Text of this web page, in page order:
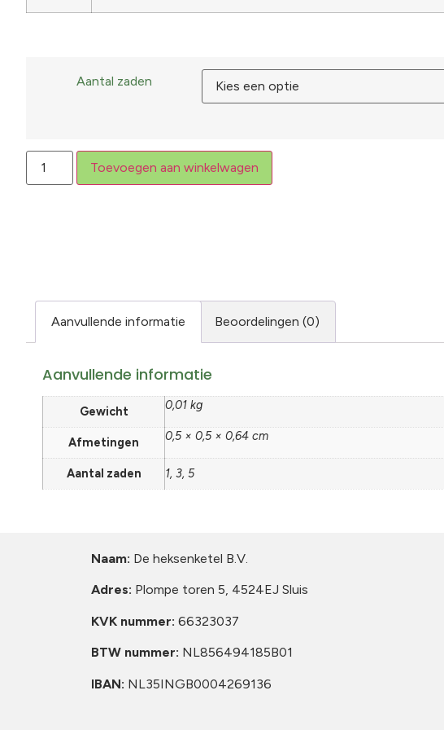
Aantal zaden
Toevoegen aan winkelwagen
Aanvullende informatie Beoordelingen (0)
Aanvullende informatie
Gewicht 0,01 kg
Afmetingen 0,5 × 0,5 × 0,64 cm
Aantal zaden 1, 3, 5
Naam: De heksenketel B.V.
Adres: Plompe toren 5, 4524EJ Sluis
KVK nummer: 66323037
BTW nummer: NL856494185B01
IBAN: NL35INGB0004269136